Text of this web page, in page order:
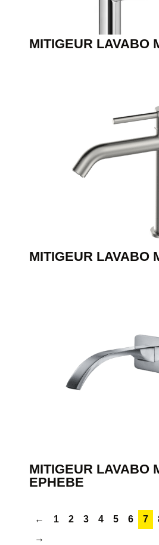
MITIGEUR LAVABO
MITIGEUR LAVABO
MITIGEUR LAVABO
EPHEBE
← 1 2 3 4 5 6 7
→